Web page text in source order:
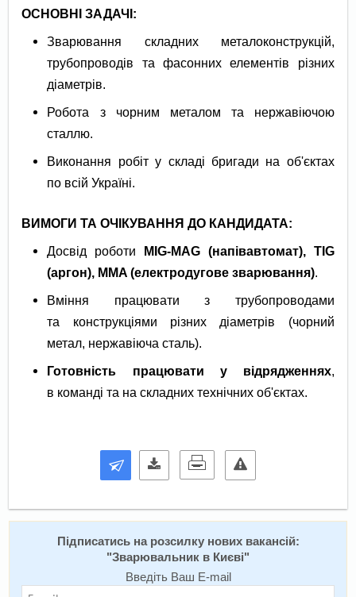
ОСНОВНІ ЗАДАЧІ:
Зварювання складних металоконструкцій,
трубопроводів та фасонних елементів різних
діаметрів.
Робота з чорним металом та нержавіючою
сталлю.
Виконання робіт у складі бригади на об'єктах
по всій Україні.
ВИМОГИ ТА ОЧІКУВАННЯ ДО КАНДИДАТА:
Досвід роботи
MIG-MAG (напівавтомат), TIG
(аргон), MMA (електродугове зварювання).
Вміння працювати з трубопроводами
та конструкціями різних діаметрів (чорний
метал, нержавіюча сталь).
Готовність працювати у відрядженнях,
в команді та на складних технічних об'єктах.
Підписатись на розсилку нових вакансій:
"Зварювальник в Києві"
Введіть Ваш E-mail